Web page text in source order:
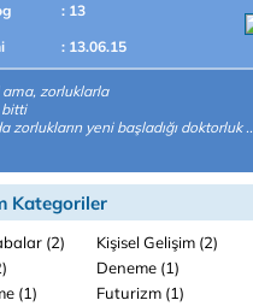
: 13
: 13.06.15
zorluklarla
zorlukların yeni başladığı doktorluk ..
Kategoriler
(2)
Kişisel Gelişim (2)
Deneme (1)
(1)
Futurizm (1)